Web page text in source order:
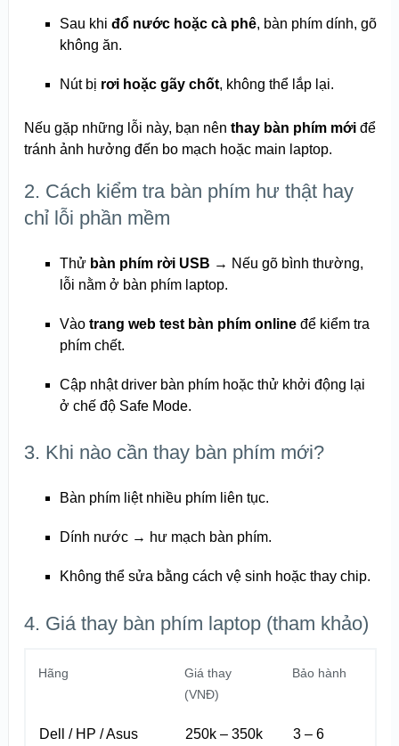
Sau khi đổ nước hoặc cà phê, bàn phím dính, gõ
không ăn.
Nút bị rơi hoặc gãy chốt, không thể lắp lại.
Nếu gặp những lỗi này, bạn nên thay bàn phím mớiđể
tránh ảnh hưởng đến bo mạch hoặc main laptop.
2. Cách kiểm tra bàn phím hư thật hay
chỉ lỗi phần mềm
Thử bàn phím rời USB → Nếu gõ bình thường,
lỗi nằm ở bàn phím laptop.
Vào trang web test bàn phím onlineđể kiểm tra
phím chết.
Cập nhật driver bàn phím hoặc thử khởi động lại
ở chế độ Safe Mode.
3. Khi nào cần thay bàn phím mới?
Bàn phím liệt nhiều phím liên tục.
Dính nước → hư mạch bàn phím.
Không thể sửa bằng cách vệ sinh hoặc thay chip.
4. Giá thay bàn phím laptop (tham khảo)
Hãng
Giá thay
(VNĐ)
Bảo hành
Dell / HP / Asus 250k – 350k
3 – 6